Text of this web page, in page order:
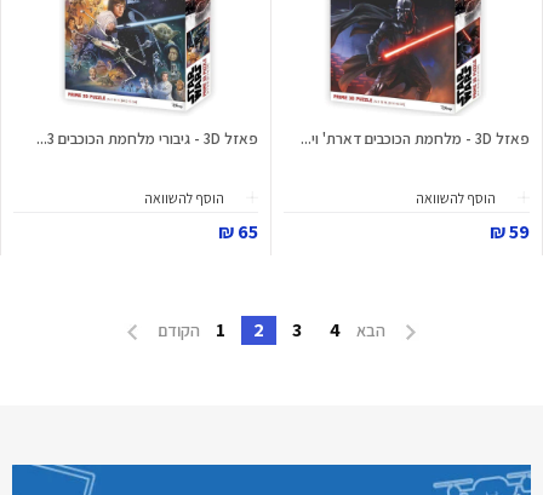
פאזל 3D - מלחמת הכוכבים דארת' וי...
הוסף להשוואה
59 ₪
פאזל 3D - גיבורי מלחמת הכוכבים 3...
הוסף להשוואה
65 ₪
הבא 4
3
2
1 הקודם